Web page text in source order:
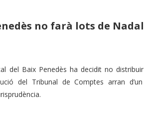
no farà lots de
del Baix Penedès ha decidit no
del Tribunal de Comptes arran